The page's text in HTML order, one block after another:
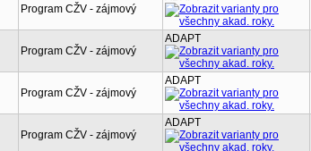
Program CŽV - zájmový
Program CŽV - zájmový
ADAPT
Program CŽV - zájmový
ADAPT
Program CŽV - zájmový
ADAPT